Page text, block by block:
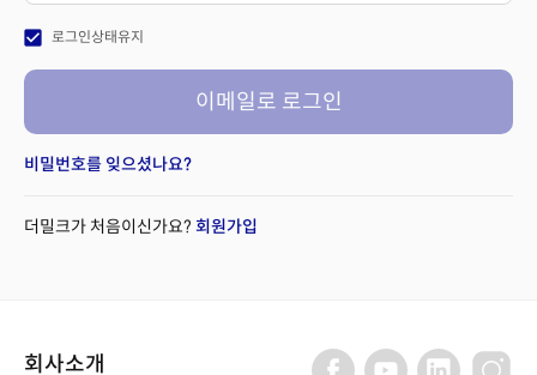
check_box 로그인상태유지
이메일로 로그인
비밀번호를 잊으셨나요?
더밀크가 처음이신가요? 회원가입
회사소개